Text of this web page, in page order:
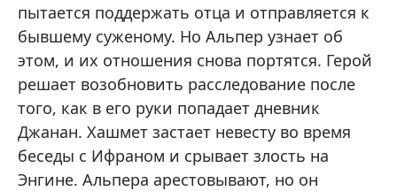
пытается поддержать отца и отправляется к
бывшему суженому. Но Альпер узнает об
этом, и их отношения снова портятся. Герой
решает возобновить расследование после
того, как в его руки попадает дневник
Джанан. Хашмет застает невесту во время
беседы с Ифраном и срывает злость на
Энгине. Альпера арестовывают, но он